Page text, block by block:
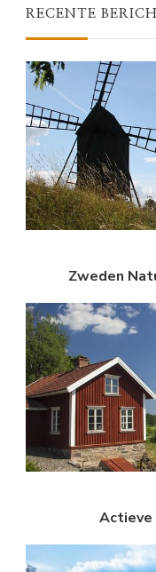
RECENTE
Zweden
Actieve